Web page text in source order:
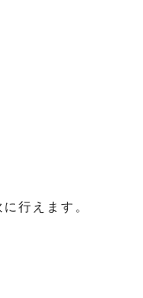
行えます。